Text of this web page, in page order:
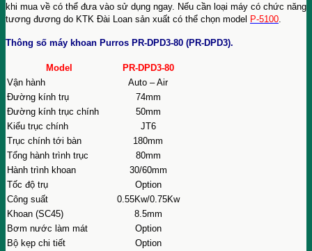
khi mua về có thể đưa vào sử dụng ngay. Nếu cần loại máy có chức năng
tương đương do KTK Đài Loan sản xuất có thể chọn model P-5100
Thông số máy khoan Purros PR-DPD3-80 (PR-DPD3).
Model
PR-DPD3-80
Vận hành
Auto – Air
Đường kính trụ
74mm
Đường kính trục chính
50mm
Kiểu trục chính
JT6
Trục chính tới bàn
180mm
Tổng hành trình trục
80mm
Hành trình khoan
30/60mm
Tốc độ trụ
Option
Công suất
0.55Kw/0.75Kw
Khoan (SC45)
8.5mm
Bơm nước làm mát
Option
Bộ kẹp chi tiết
Option